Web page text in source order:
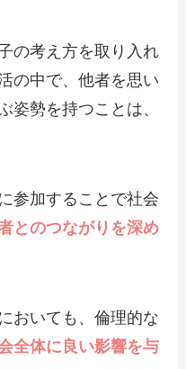
の考え方を取り入れ
の中で、他者を思い
姿勢を持つことは、
参加することで社会
とのつながりを深め
おいても、倫理的な
全体に良い影響を与